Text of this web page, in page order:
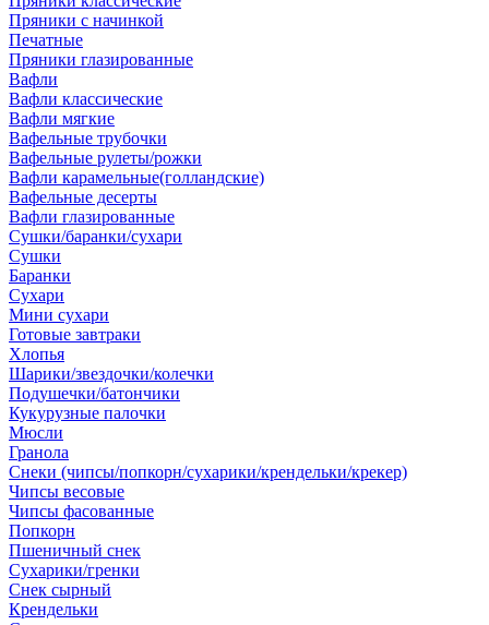
Пряники с начинкой
Печатные
Пряники глазированные
Вафли
Вафли классические
Вафли мягкие
Вафельные трубочки
Вафельные рулеты/рожки
Вафли карамельные(голландские)
Вафельные десерты
Вафли глазированные
Сушки/баранки/сухари
Сушки
Баранки
Сухари
Мини сухари
Готовые завтраки
Хлопья
Шарики/звездочки/колечки
Подушечки/батончики
Кукурузные палочки
Мюсли
Гранола
Снеки (чипсы/попкорн/сухарики/крендельки/крекер)
Чипсы весовые
Чипсы фасованные
Попкорн
Пшеничный снек
Сухарики/гренки
Снек сырный
Крендельки